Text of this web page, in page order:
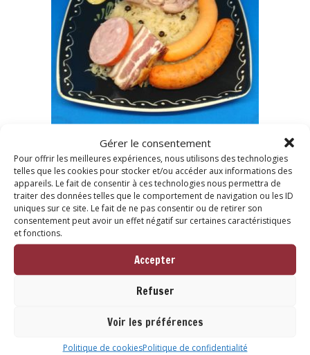
Gérer le consentement
Pour offrir les meilleures expériences, nous utilisons des technologies
telles que les cookies pour stocker et/ou accéder aux informations des
appareils. Le fait de consentir à ces technologies nous permettra de
traiter des données telles que le comportement de navigation ou les ID
uniques sur ce site. Le fait de ne pas consentir ou de retirer son
consentement peut avoir un effet négatif sur certaines caractéristiques
et fonctions.
Accepter
Refuser
Voir les préférences
Politique de cookiesPolitique de confidentialité
Choucroute garnie au jarrotin – 1 part (850g)
15,70€
Lire la suite
Merci pour votre confiance
Vous aimez nos produits ? Laissez-vous un avis !